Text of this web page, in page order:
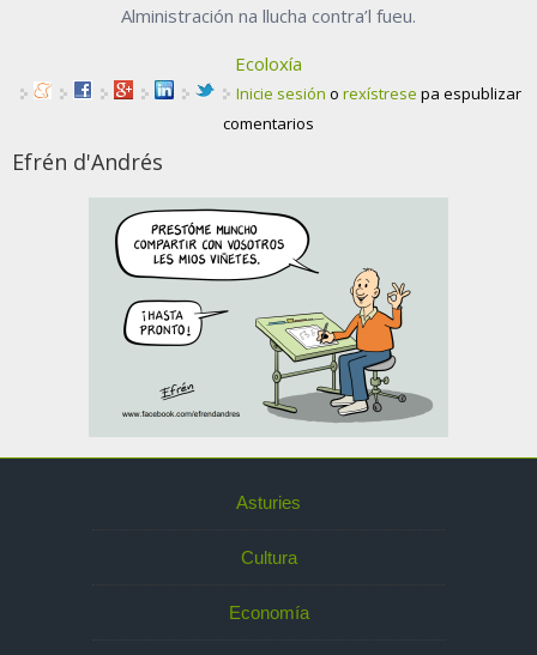
Alministración na llucha contra’l fueu.
Ecoloxía
Inicie sesión o rexístrese pa espublizar
comentarios
Efrén d'Andrés
Asturies
Cultura
Economía